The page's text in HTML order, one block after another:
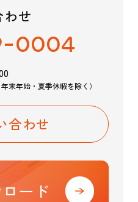
せ
0004
末年始・夏季休暇を除く）
合わせ
ード